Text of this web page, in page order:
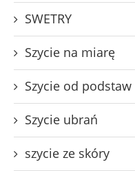
SWETRY
Szycie na miarę
Szycie od podstaw
Szycie ubrań
szycie ze skóry